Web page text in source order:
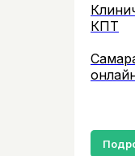
КПТ